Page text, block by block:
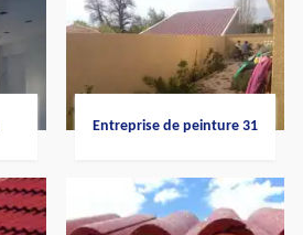
Entreprise de peinture 31